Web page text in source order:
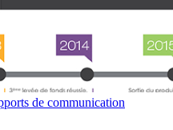
de communication